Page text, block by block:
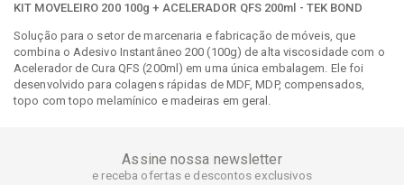
KIT MOVELEIRO 200 100g + ACELERADOR QFS 200ml - TEK BOND
Solução para o setor de marcenaria e fabricação de móveis, que
combina o Adesivo Instantâneo 200 (100g) de alta viscosidade com o
Acelerador de Cura QFS (200ml) em uma única embalagem. Ele foi
desenvolvido para colagens rápidas de MDF, MDP, compensados,
topo com topo melamínico e madeiras em geral.
Assine nossa newsletter
e receba ofertas e descontos exclusivos